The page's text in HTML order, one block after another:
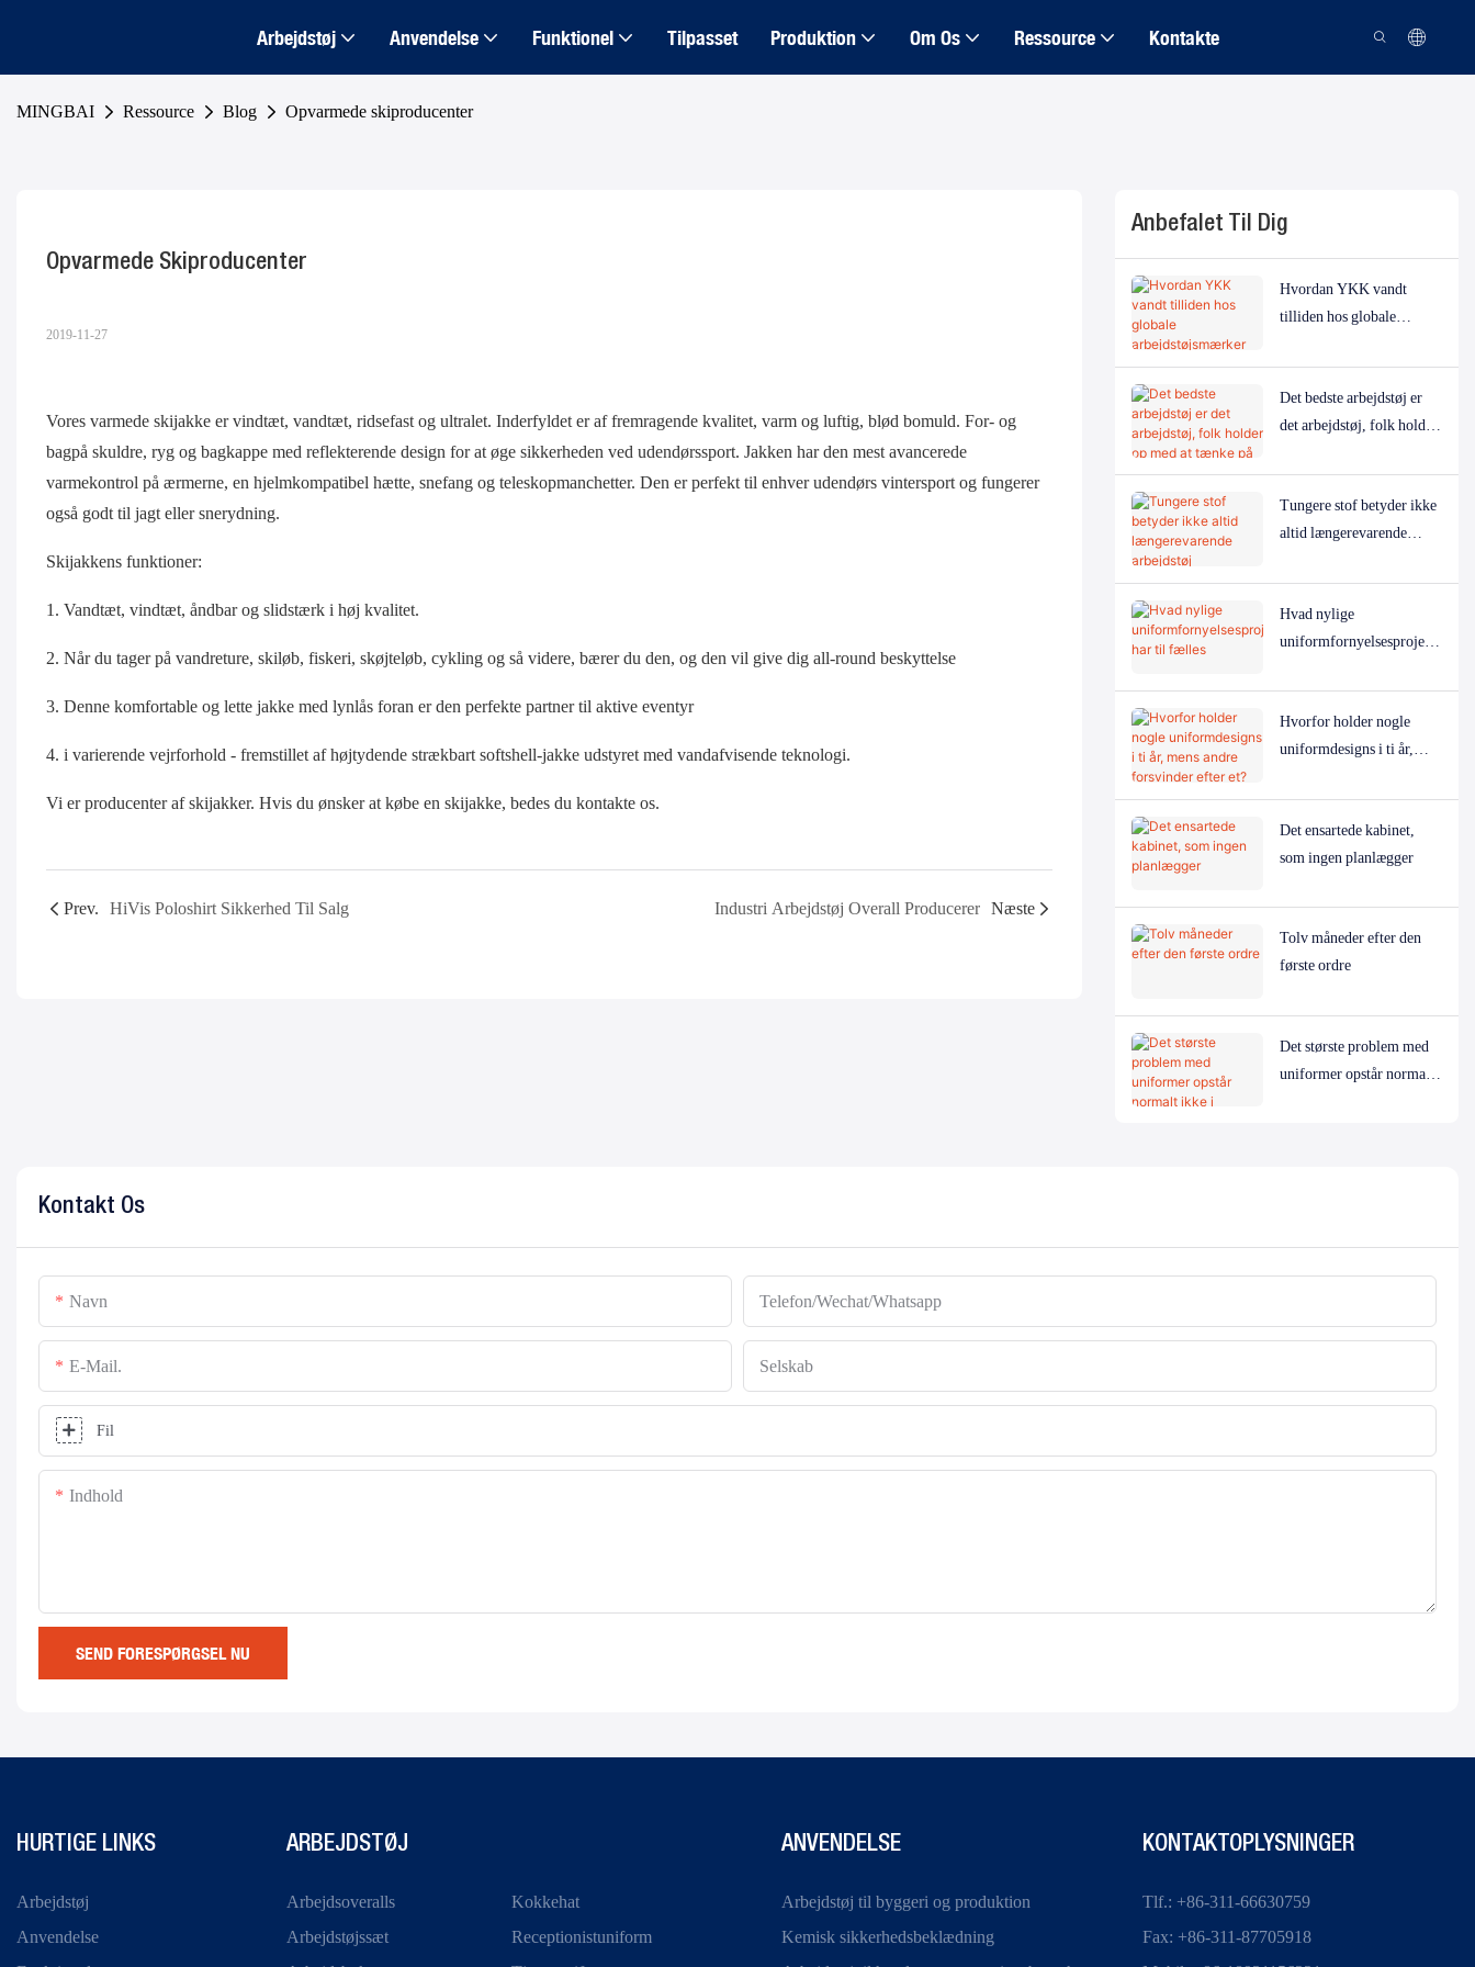
Arbejdstøj Anvendelse Funktionel Tilpasset Produktion Om Os Ressource Kontakte
MINGBAI Ressource Blog Opvarmede skiproducenter
Opvarmede Skiproducenter
2019-11-27
Vores varmede skijakke er vindtæt, vandtæt, ridsefast og ultralet. Inderfyldet er af fremragende kvalitet, varm og luftig, blød bomuld. For- og
bagpå skuldre, ryg og bagkappe med reflekterende design for at øge sikkerheden ved udendørssport. Jakken har den mest avancerede
varmekontrol på ærmerne, en hjelmkompatibel hætte, snefang og teleskopmanchetter. Den er perfekt til enhver udendørs vintersport og fungerer
også godt til jagt eller snerydning.
Skijakkens funktioner:
1. Vandtæt, vindtæt, åndbar og slidstærk i høj kvalitet.
2. Når du tager på vandreture, skiløb, fiskeri, skøjteløb, cykling og så videre, bærer du den, og den vil give dig all-round beskyttelse
3. Denne komfortable og lette jakke med lynlås foran er den perfekte partner til aktive eventyr
4. i varierende vejrforhold - fremstillet af højtydende strækbart softshell-jakke udstyret med vandafvisende teknologi.
Vi er producenter af skijakker. Hvis du ønsker at købe en skijakke, bedes du kontakte os.
Prev. HiVis Poloshirt Sikkerhed Til Salg Industri Arbejdstøj Overall Producerer Næste
Anbefalet Til Dig
Hvordan YKK vandt
tilliden hos globale
Det bedste arbejdstøj er
det arbejdstøj, folk holder
Tungere stof betyder ikke
altid længerevarende
Hvad nylige
uniformfornyelsesprojekt
Hvorfor holder nogle
uniformdesigns i ti år,
efter et?
Det ensartede kabinet,
som ingen planlægger
Tolv måneder efter den
første ordre
Det største problem med
uniformer opstår normalt
Kontakt Os
Navn Telefon/Wechat/Whatsapp
E-Mail. Selskab
Fil
Indhold
SEND FORESPØRGSEL NU
HURTIGE LINKS
Arbejdstøj
Anvendelse
ARBEJDSTØJ
Arbejdsoveralls
Arbejdstøjssæt
Kokkehat
Receptionistuniform
ANVENDELSE
Arbejdstøj til byggeri og produktion
Kemisk sikkerhedsbeklædning
KONTAKTOPLYSNINGER
Tlf.: +86-311-66630759
Fax: +86-311-87705918